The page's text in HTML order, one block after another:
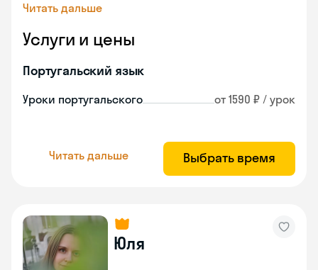
Читать дальше
Услуги и цены
Португальский язык
Уроки португальского от 1590 ₽ / урок
Читать дальше Выбрать время
Юля